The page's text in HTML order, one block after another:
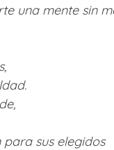
una mente sin
sus elegidos